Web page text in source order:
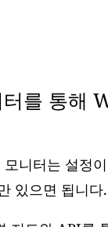
를 통해
니터는 설정
있으면 됩니다.